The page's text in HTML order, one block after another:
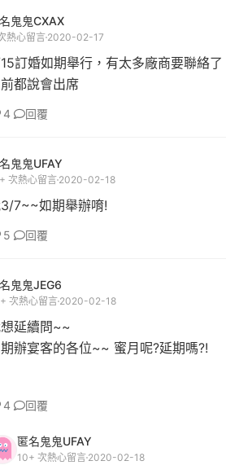
鬼鬼CXAX
熱心留言2020-02-17
訂婚如期舉行，有太多廠商要聯絡
前都說會出席
4 回覆
鬼鬼UFAY
次熱心留言 2020-02-18
7~~如期舉辦唷!
5 回覆
鬼鬼JEG6
次熱心留言 2020-02-18
延續問~~
辦宴客的各位~~ 蜜月呢?延期嗎?!
4 回覆
匿名鬼鬼UFAY
10+ 次熱心留言 2020-02-18